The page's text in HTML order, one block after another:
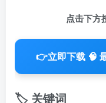
点击下方
👉立即下载 🧠
🏷️ 关键词